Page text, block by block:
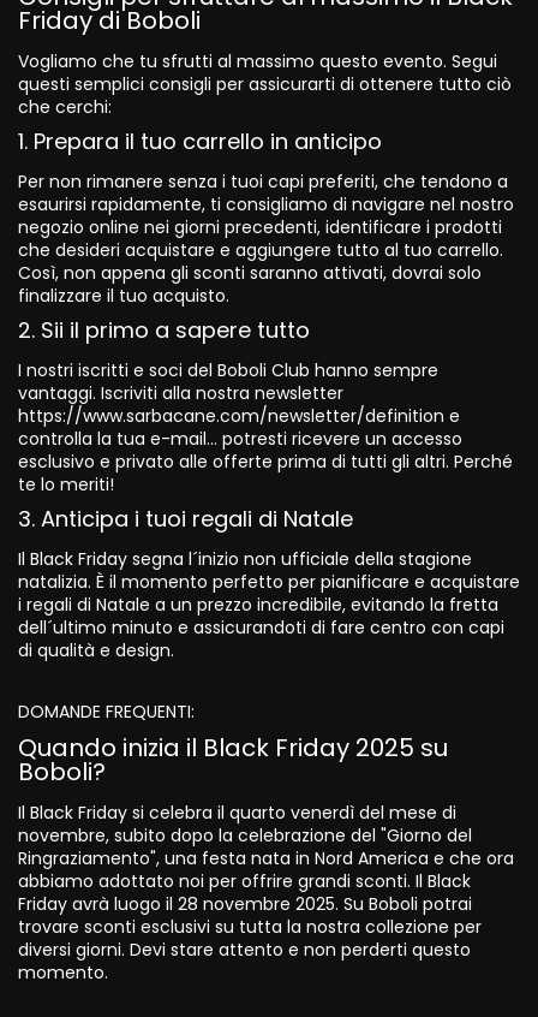
Friday di Boboli
Vogliamo che tu sfrutti al massimo questo evento. Segui
questi semplici consigli per assicurarti di ottenere tutto ciò
che cerchi:
1. Prepara il tuo carrello in anticipo
Per non rimanere senza i tuoi capi preferiti, che tendono a
esaurirsi rapidamente, ti consigliamo di navigare nel nostro
negozio online nei giorni precedenti, identificare i prodotti
che desideri acquistare e aggiungere tutto al tuo carrello.
Così, non appena gli sconti saranno attivati, dovrai solo
finalizzare il tuo acquisto.
2. Sii il primo a sapere tutto
I nostri iscritti e soci del Boboli Club hanno sempre
vantaggi. Iscriviti alla nostra newsletter
https://www.sarbacane.com/newsletter/definition e
controlla la tua e-mail... potresti ricevere un accesso
esclusivo e privato alle offerte prima di tutti gli altri. Perché
te lo meriti!
3. Anticipa i tuoi regali di Natale
Il Black Friday segna l´inizio non ufficiale della stagione
natalizia. È il momento perfetto per pianificare e acquistare
i regali di Natale a un prezzo incredibile, evitando la fretta
dell´ultimo minuto e assicurandoti di fare centro con capi
di qualità e design.
DOMANDE FREQUENTI:
Quando inizia il Black Friday 2025 su
Boboli?
Il Black Friday si celebra il quarto venerdì del mese di
novembre, subito dopo la celebrazione del "Giorno del
Ringraziamento", una festa nata in Nord America e che ora
abbiamo adottato noi per offrire grandi sconti. Il Black
Friday avrà luogo il 28 novembre 2025. Su Boboli potrai
trovare sconti esclusivi su tutta la nostra collezione per
diversi giorni. Devi stare attento e non perderti questo
momento.